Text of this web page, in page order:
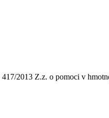
2013 Z.z. o pomoci v